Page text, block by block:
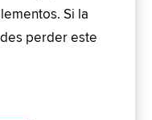
Si la
perder este